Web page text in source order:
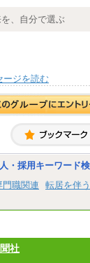
、自分で選ぶ
ジを読む
・採用キーワード
門職関連 転居を伴
社